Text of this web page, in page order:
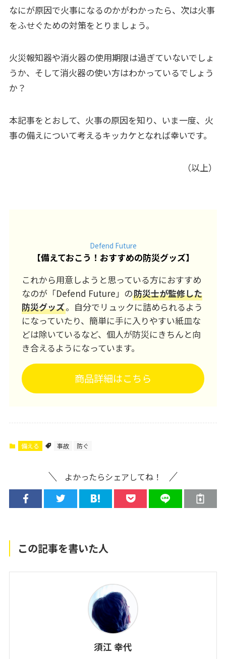
なにが原因で火事になるのかがわかったら、次は火事
をふせぐための対策をとりましょう。
火災報知器や消火器の使用期限は過ぎていないでしょ
うか、そして消火器の使い方はわかっているでしょう
か？
本記事をとおして、火事の原因を知り、いま一度、火
事の備えについて考えるキッカケとなれば幸いです。
（以上）
Defend Future
【備えておこう！おすすめの防災グッズ】
これから用意しようと思っている方におすすめ
なのが「Defend Future」の防災士が監修した
防災グッズ。自分でリュックに詰められるよう
になっていたり、簡単に手に入りやすい紙皿な
どは除いているなど、個人が防災にきちんと向
き合えるようになっています。
商品詳細はこちら
備える 事故 防ぐ
よかったらシェアしてね！
この記事を書いた人
須江 幸代